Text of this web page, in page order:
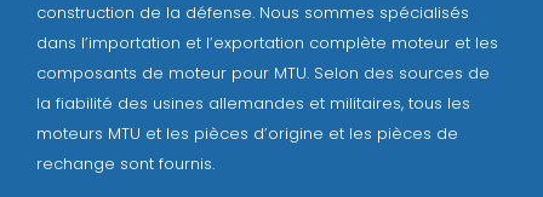
construction de la défense. Nous sommes spécialisés
dans l’importation et l’exportation complète moteur et les
composants de moteur pour MTU. Selon des sources de
la fiabilité des usines allemandes et militaires, tous les
moteurs MTU et les pièces d’origine et les pièces de
rechange sont fournis.